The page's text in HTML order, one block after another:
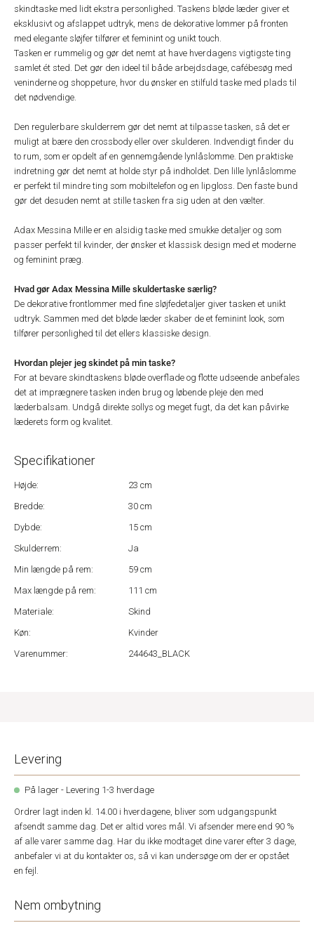
skindtaske med lidt ekstra personlighed. Taskens bløde læder giver et
eksklusivt og afslappet udtryk, mens de dekorative lommer på fronten
med elegante sløjfer tilfører et feminint og unikt touch.
Tasken er rummelig og gør det nemt at have hverdagens vigtigste ting
samlet ét sted. Det gør den ideel til både arbejdsdage, cafébesøg med
veninderne og shoppeture, hvor du ønsker en stilfuld taske med plads til
det nødvendige.
Den regulerbare skulderrem gør det nemt at tilpasse tasken, så det er
muligt at bære den crossbody eller over skulderen. Indvendigt finder du
to rum, som er opdelt af en gennemgående lynlåslomme. Den praktiske
indretning gør det nemt at holde styr på indholdet. Den lille lynlåslomme
er perfekt til mindre ting som mobiltelefon og en lipgloss. Den faste bund
gør det desuden nemt at stille tasken fra sig uden at den vælter.
Adax Messina Mille er en alsidig taske med smukke detaljer og som
passer perfekt til kvinder, der ønsker et klassisk design med et moderne
og feminint præg.
Hvad gør Adax Messina Mille skuldertaske særlig?
De dekorative frontlommer med fine sløjfedetaljer giver tasken et unikt
udtryk. Sammen med det bløde læder skaber de et feminint look, som
tilfører personlighed til det ellers klassiske design.
Hvordan plejer jeg skindet på min taske?
For at bevare skindtaskens bløde overflade og flotte udseende anbefales
det at imprægnere tasken inden brug og løbende pleje den med
læderbalsam. Undgå direkte sollys og meget fugt, da det kan påvirke
læderets form og kvalitet.
Specifikationer
Højde:
23 cm
Bredde:
30 cm
Dybde:
15 cm
Skulderrem:
Ja
Min længde på rem:
59 cm
Max længde på rem:
111 cm
Materiale:
Skind
Køn:
Kvinder
Varenummer:
244643_BLACK
Levering
På lager - Levering 1-3 hverdage
Ordrer lagt inden kl. 14.00 i hverdagene, bliver som udgangspunkt
afsendt samme dag. Det er altid vores mål. Vi afsender mere end 90 %
af alle varer samme dag. Har du ikke modtaget dine varer efter 3 dage,
anbefaler vi at du kontakter os, så vi kan undersøge om der er opstået
en fejl.
Nem ombytning